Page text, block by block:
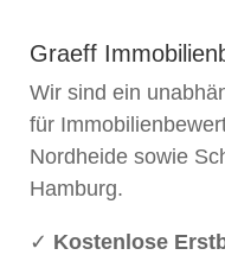
Graeff
Wir sind ein
für
Nordheidesowie
Hamburg.
✓ Kostenlose